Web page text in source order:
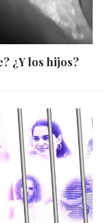
¿Y los hijos?